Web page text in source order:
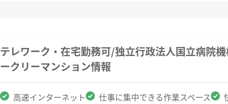
テレワーク・在宅勤務可/独立行政法人国立病院
ークリーマンション情報
高速インターネット 仕事に集中できる作業スペース